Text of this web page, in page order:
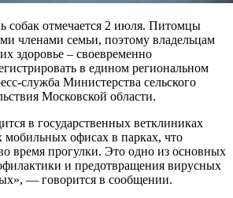
собак отмечается 2 июля. Питомцы
членами семьи, поэтому владельцам
здоровье – своевременно
в едином региональном
служба Министерства сельского
Московской области.
в государственных ветклиниках
мобильных офисах в парках, что
время прогулки. Это одно из основных
и предотвращения вирусных
— говорится в сообщении.